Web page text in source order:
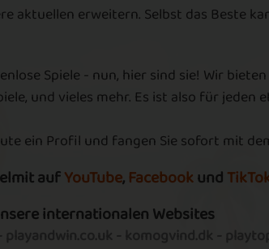
Colours
Row Explosion
aktuellen erweitern. Selbst das Beste
Spiele - nun, hier sind sie! Wir
und vieles mehr. Es ist also für jeden
ein Profil und fangen Sie sofort mit
aufYouTube,Facebookund
internationalen Websites